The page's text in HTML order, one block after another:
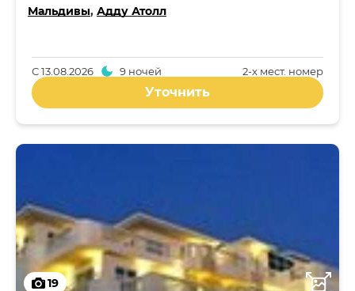
Мальдивы, Адду Атолл
2-x мест. номер
С13.08.2026 9 ночей
Уточнить
19